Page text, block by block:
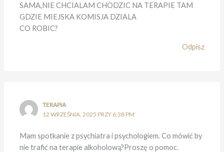
SAMA,NIE CHCIALAM CHODZIC NA TERAPIE TAM
GDZIE MIEJSKA KOMISJA DZIALA
CO ROBIC?
Odpisz
TERAPIA
12 WRZEŚNIA, 2025 PRZY 6:38 PM
Mam spotkanie z psychiatra i psychologiem. Co mówić by
nie trafić na terapie alkoholową?Proszę o pomoc.